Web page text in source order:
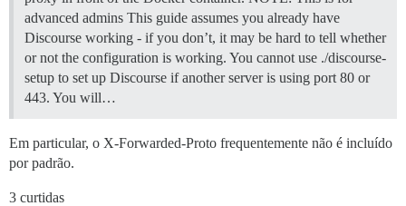
advanced admins This guide assumes you already have
Discourse working - if you don’t, it may be hard to tell whether
or not the configuration is working. You cannot use ./discourse-
setup to set up Discourse if another server is using port 80 or
443. You will…
Em particular, o X-Forwarded-Proto frequentemente não é incluído
por padrão.
3 curtidas